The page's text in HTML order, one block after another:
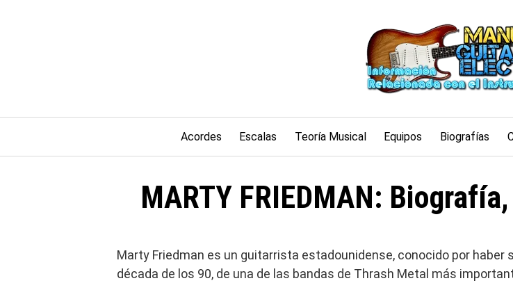
Acordes Escalas Teoría Musical Equipos Biografías
MARTY FRIEDMAN:
Marty Friedman es un guitarrista estadounidense, conocido por
década de los 90, de una de las bandas de Thrash Metal más